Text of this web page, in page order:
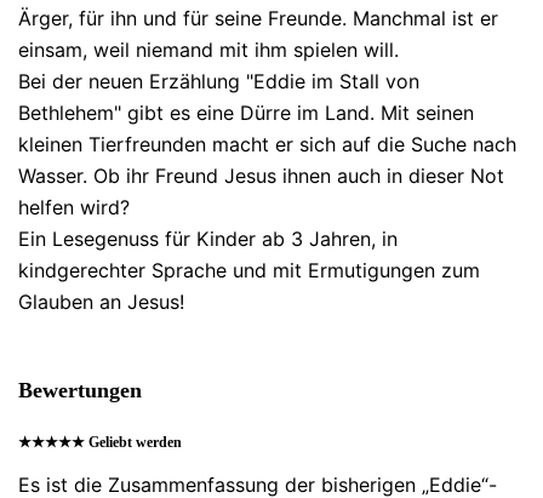
Ärger, für ihn und für seine Freunde. Manchmal ist er
einsam, weil niemand mit ihm spielen will.
Bei der neuen Erzählung "Eddie im Stall von
Bethlehem" gibt es eine Dürre im Land. Mit seinen
kleinen Tierfreunden macht er sich auf die Suche nach
Wasser. Ob ihr Freund Jesus ihnen auch in dieser Not
helfen wird?
Ein Lesegenuss für Kinder ab 3 Jahren, in
kindgerechter Sprache und mit Ermutigungen zum
Glauben an Jesus!
Bewertungen
★★★★★ Geliebt werden
Es ist die Zusammenfassung der bisherigen „Eddie“-